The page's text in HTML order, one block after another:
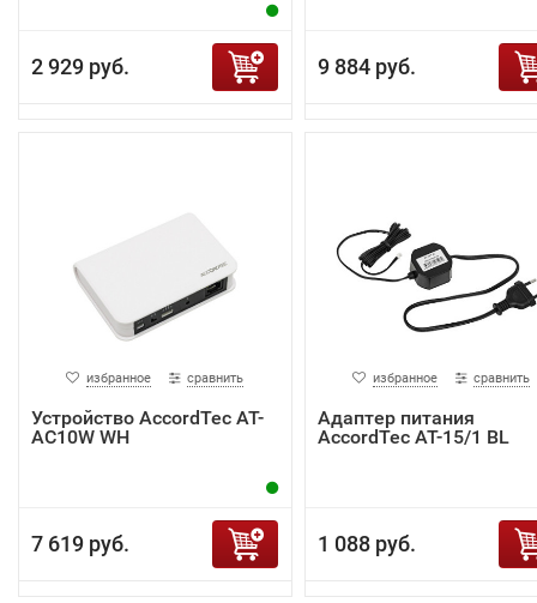
2 929 руб. 9 884 руб.
избранное сравнить
Устройство AccordTec AT-
AC10W WH
7 619 руб.
избранное сравнить
Адаптер питания
AccordTec AT-15/1 BL
1 088 руб.